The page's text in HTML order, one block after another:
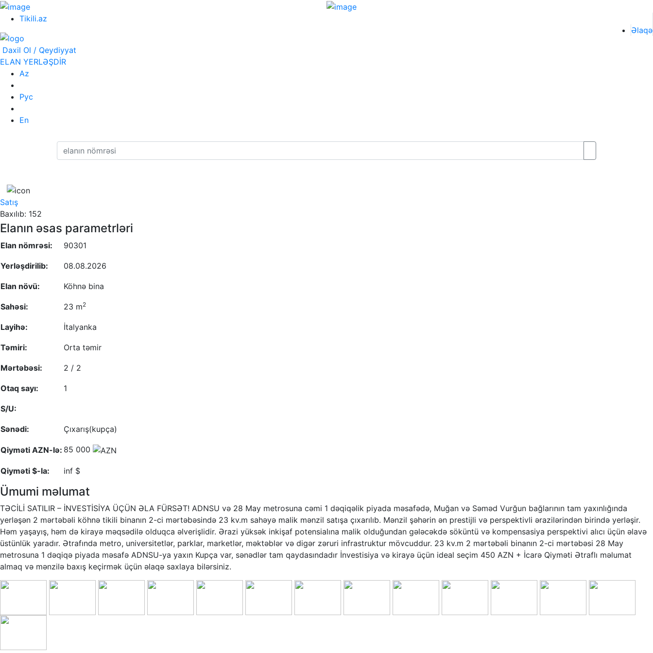
Tikili.az
Əlaqə
Daxil Ol / Qeydiyyat
ELAN YERLƏŞDİR
Az
Рус
En
Satış
Baxılıb: 152
Elanın əsas parametrləri
Elan nömrəsi: 90301
Yerləşdirilib: 08.08.2026
Elan növü: Köhnə bina
Sahəsi: 23 m2
Layihə: İtalyanka
Təmiri: Orta təmir
Mərtəbəsi: 2 / 2
Otaq sayı: 1
S/U:
Sənədi: Çıxarış(kupça)
Qiyməti AZN-lə: 85 000
Qiyməti $-la: inf $
Ümumi məlumat
TƏCİLİ SATILIR – İNVESTİSİYA ÜÇÜN ƏLA FÜRSƏT! ADNSU və 28 May metrosuna cəmi 1 dəqiqəlik piyada məsafədə, Muğan və Səməd Vurğun bağlarının tam yaxınlığında
yerləşən 2 mərtəbəli köhnə tikili binanın 2-ci mərtəbəsində 23 kv.m sahəyə malik mənzil satışa çıxarılıb. Mənzil şəhərin ən prestijli və perspektivli ərazilərindən birində yerləşir.
Həm yaşayış, həm də kirayə məqsədilə olduqca əlverişlidir. Ərazi yüksək inkişaf potensialına malik olduğundan gələcəkdə söküntü və kompensasiya perspektivi alıcı üçün əlavə
üstünlük yaradır. Ətrafında metro, universitetlər, parklar, marketlər, məktəblər və digər zəruri infrastruktur mövcuddur. 23 kv.m 2 mərtəbəli binanın 2-ci mərtəbəsi 28 May
metrosuna 1 dəqiqə piyada məsafə ADNSU-ya yaxın Kupça var, sənədlər tam qaydasındadır İnvestisiya və kirayə üçün ideal seçim 450 AZN + İcarə Qiyməti Ətraflı məlumat
almaq və mənzilə baxış keçirmək üçün əlaqə saxlaya bilərsiniz.